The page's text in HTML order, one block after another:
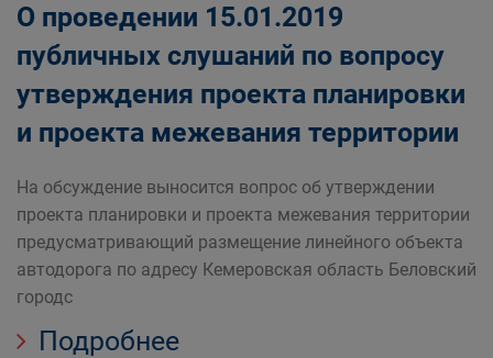
О проведении 15.01.2019
публичных слушаний по вопросу
утверждения проекта планировки
и проекта межевания территории
На обсуждение выносится вопрос об утверждении
проекта планировки и проекта межевания территории
предусматривающий размещение линейного объекта
автодорога по адресу Кемеровская область Беловский
городс
Подробнее